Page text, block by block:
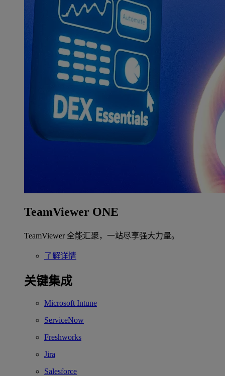
TeamViewer ONE
TeamViewer 全能汇聚，一站尽享强大力量。
了解详情
关键集成
Microsoft Intune
ServiceNow
Freshworks
Jira
Salesforce